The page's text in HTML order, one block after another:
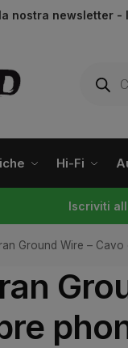
nostra newsletter -
Hi-Fi
Iscriviti
Ground Wire –